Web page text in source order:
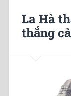
La Hà
thắng